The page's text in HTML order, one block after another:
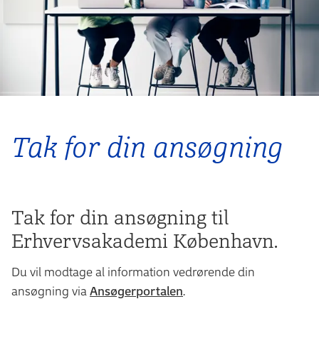
Tak for din ansøgning
Tak for din ansøgning til
Erhvervsakademi København.
Du vil modtage al information vedrørende din
ansøgning via Ansøgerportalen.